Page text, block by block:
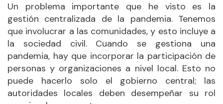
Un problema importante que he visto es la
gestión centralizada de la pandemia. Tenemos
que involucrar a las comunidades, y esto incluye a
la sociedad civil. Cuando se gestiona una
pandemia, hay que incorporar la participación de
personas y organizaciones a nivel local. Esto no
puede hacerlo solo el gobierno central; las
autoridades locales deben desempeñar su rol